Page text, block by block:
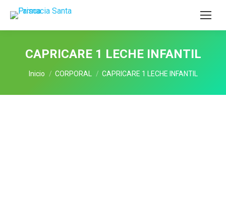
CAPRICARE 1 LECHE INFANTIL
Estás aquí:
Inicio CORPORAL CAPRICARE 1 LECHE INFANTIL